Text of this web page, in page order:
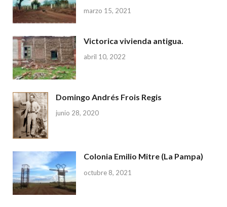
marzo 15, 2021
Victorica vivienda antigua.
abril 10, 2022
Domingo Andrés Frois Regis
junio 28, 2020
Colonia Emilio Mitre (La Pampa)
octubre 8, 2021